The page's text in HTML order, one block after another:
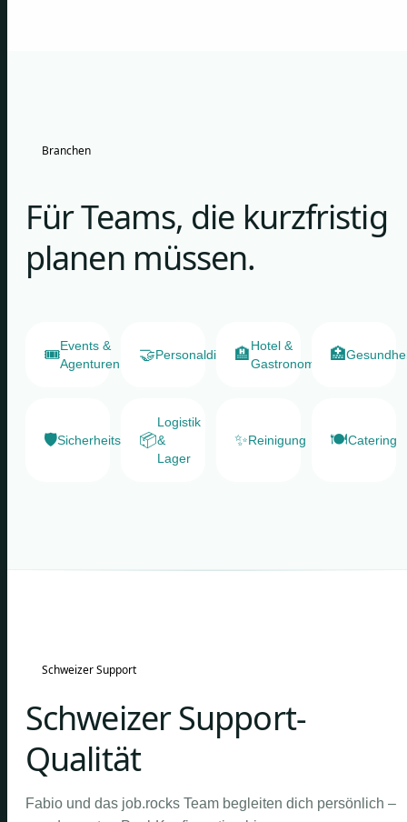
Branchen
Für Teams, die kurzfristig
planen müssen.
🎟️Events &
Agenturen
🤝Personaldienstleister
🏨Hotel &
Gastronomie
🏥
🛡️Sicherheitsdienste
📦
Logistik
&
Lager
✨Reinigung 🍽️Catering
Schweizer Support
Schweizer Support-
Qualität
Fabio und das job.rocks Team begleiten dich persönlich –